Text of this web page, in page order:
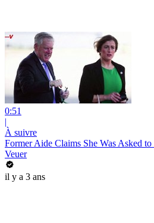
0:51
À suivre
Former Aide Claims She Was Asked
Veuer
il y a 3 ans